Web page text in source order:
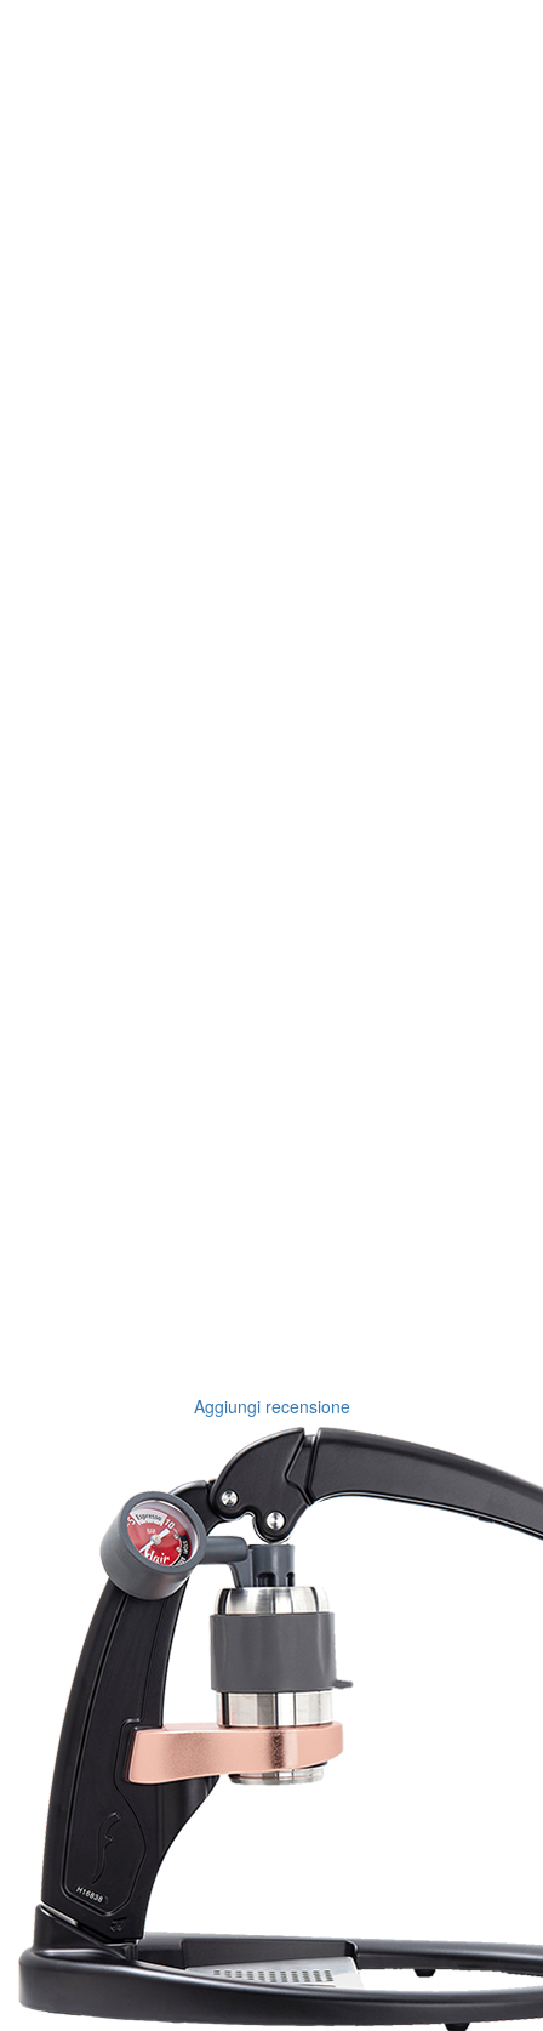
Aggiungi recensione